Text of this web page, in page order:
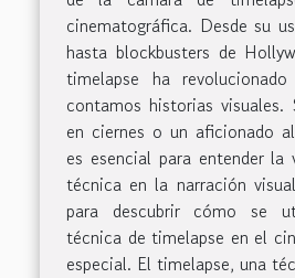
cinematográfica. Desde su
hasta blockbusters de
timelapse ha
contamos historias
en ciernes o un aficionado
es esencial para entender la
técnica en la narración
para descubrir cómo se
técnica de timelapse en el
especial. El timelapse, una